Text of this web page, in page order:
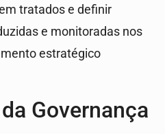
tratados e definir
e monitoradas nos
estratégico
Governança